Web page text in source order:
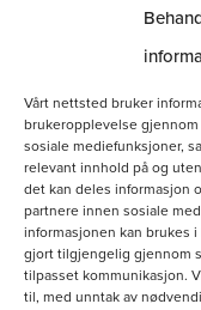
Vårt nettsted bruker
brukeropplevelse
sosiale mediefunksjoner,
relevant innhold på og
det kan deles informasjon
partnere innen sosiale
informasjonen kan brukes
gjort tilgjengelig gjennom
tilpasset kommunikasjon.
til, med unntak av
kr800.00